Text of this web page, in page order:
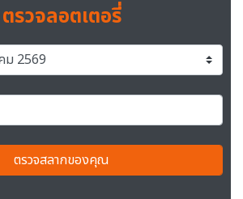
ตรวจลอตเตอรี่
ตรวจสลากของคุณ